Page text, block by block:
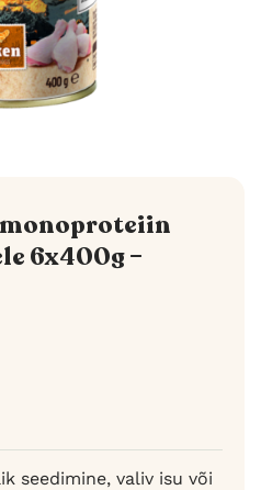
6x400g –
seedimine, valiv isu või